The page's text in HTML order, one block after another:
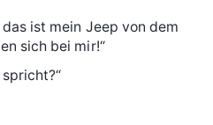
ist mein Jeep von dem
sich bei mir!“